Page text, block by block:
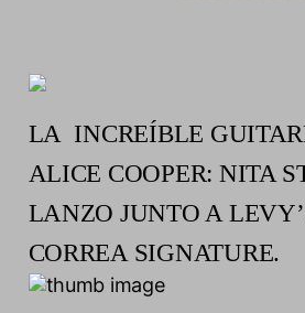
LA INCREÍBLE
ALICE COOPER: NITA
LANZO JUNTO A
CORREA SIGNATURE.